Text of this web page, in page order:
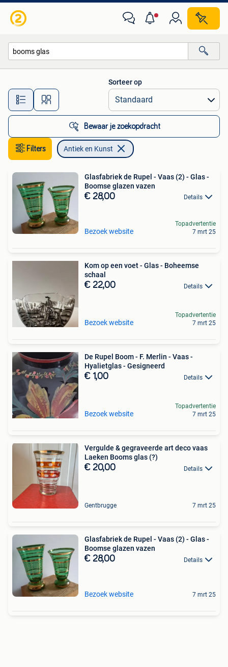
Alle afstanden…
Sorteer op
Bewaar je zoekopdracht
Filters Antiek en Kunst
Glasfabriek de Rupel - Vaas (2) - Glas -
Boomse glazen vazen
€ 28,00 Details
Bezoek website
Topadvertentie
7 mrt 25
Kom op een voet - Glas - Boheemse
schaal
€ 22,00 Details
Bezoek website
Topadvertentie
7 mrt 25
De Rupel Boom - F. Merlin - Vaas -
Hyalietglas - Gesigneerd
€ 1,00 Details
Bezoek website
Topadvertentie
7 mrt 25
Vergulde & gegraveerde art deco vaas
Laeken Booms glas (?)
€ 20,00 Details
Gentbrugge 7 mrt 25
Glasfabriek de Rupel - Vaas (2) - Glas -
Boomse glazen vazen
€ 28,00 Details
Bezoek website 7 mrt 25